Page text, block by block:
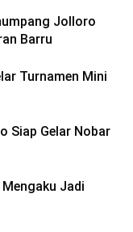
Jolloro
Barru
Turnamen Mini
Siap Gelar Nobar
Jadi